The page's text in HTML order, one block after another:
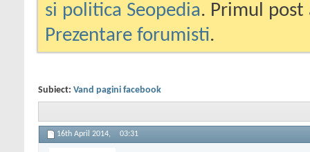
si politica Seopedia. Primul
Prezentare forumisti.
Subiect: Vand pagini facebook
16th April 2014, 03:31